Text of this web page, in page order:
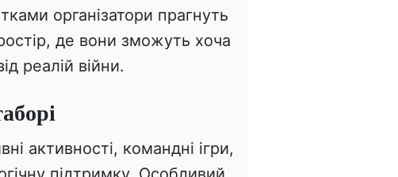
організатори прагнуть
де вони зможуть хоча
реалій війни.
активності, командні ігри,